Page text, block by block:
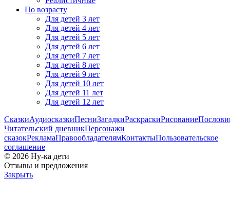
По возрасту
Для детей 3 лет
Для детей 4 лет
Для детей 5 лет
Для детей 6 лет
Для детей 7 лет
Для детей 8 лет
Для детей 9 лет
Для детей 10 лет
Для детей 11 лет
Для детей 12 лет
СказкиАудиосказкиПесниЗагадкиРаскраскиРисование
Читательский дневникПерсонажи
сказокРекламаПравообладателямКонтактыПользовательское
соглашение
© 2026 Ну-ка дети
Отзывы и предложения
Закрыть